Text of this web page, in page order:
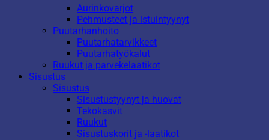
Aurinkovarjot
Pehmusteet ja istuintyynyt
Puutarhanhoito
Puutarhatarvikkeet
Puutarhatyökalut
Ruukut ja parvekelaatikot
Sisustus
Sisustus
Sisustustyynyt ja huovat
Tekokasvit
Ruukut
Sisustuskorit ja -laatikot